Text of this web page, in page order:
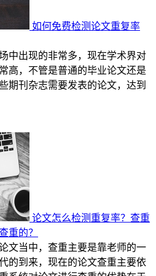
如何免费检测论文重复率
中出现的非常多，现在学术界对
高，不管是普通的毕业论文还是
期刊杂志需要发表的论文，达到
论文怎么检测重复率？查重
重的？
文当中，查重主要是靠老师的一
的到来，现在的论文查重主要依